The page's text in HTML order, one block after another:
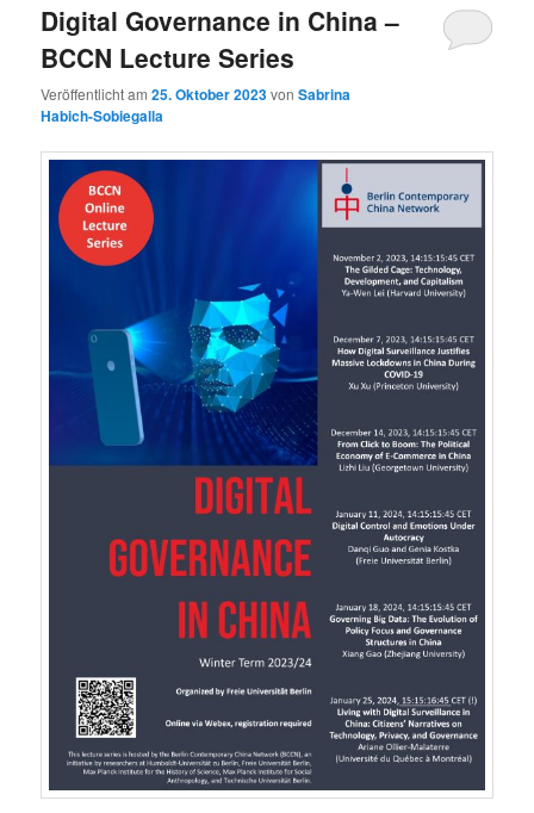
Digital Governance in China –
BCCN Lecture Series
Veröffentlicht am25. Oktober 2023vonSabrina
Habich-Sobiegalla